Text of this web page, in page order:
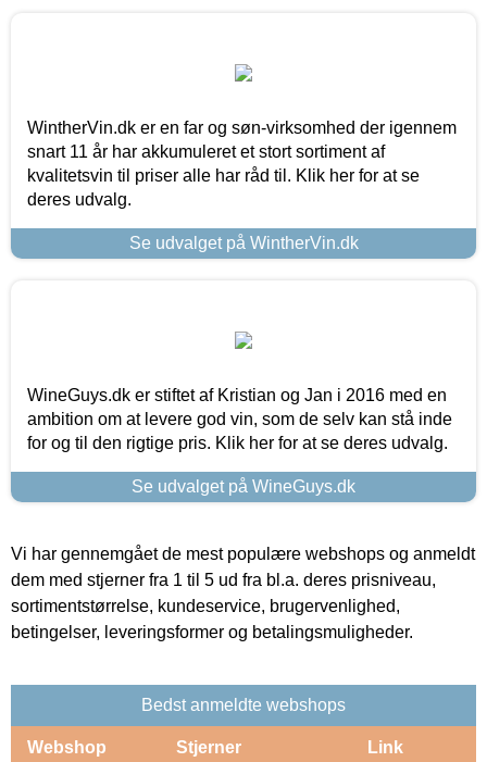
WintherVin.dk er en far og søn-virksomhed der igennem
snart 11 år har akkumuleret et stort sortiment af
kvalitetsvin til priser alle har råd til. Klik her for at se
deres udvalg.
Se udvalget på WintherVin.dk
WineGuys.dk er stiftet af Kristian og Jan i 2016 med en
ambition om at levere god vin, som de selv kan stå inde
for og til den rigtige pris. Klik her for at se deres udvalg.
Se udvalget på WineGuys.dk
Vi har gennemgået de mest populære webshops og anmeldt
dem med stjerner fra 1 til 5 ud fra bl.a. deres prisniveau,
sortimentstørrelse, kundeservice, brugervenlighed,
betingelser, leveringsformer og betalingsmuligheder.
Bedst anmeldte webshops
Webshop Stjerner Link